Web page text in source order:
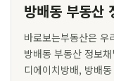
방배동 부동산
바로보는부동산은 우
방배동 부동산 정보
디에이치방배, 방배